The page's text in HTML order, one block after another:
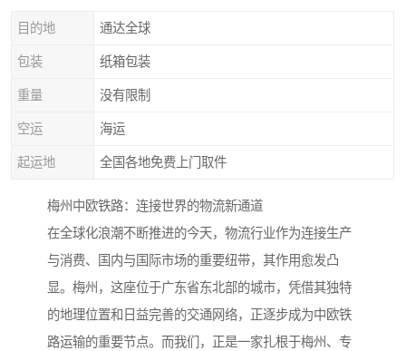
目的地 通达全球
包装 纸箱包装
重量 没有限制
空运 海运
起运地 全国各地免费上门取件
梅州中欧铁路：连接世界的物流新通道
在全球化浪潮不断推进的今天，物流行业作为连接生产
与消费、国内与国际市场的重要纽带，其作用愈发凸
显。梅州，这座位于广东省东北部的城市，凭借其独特
的地理位置和日益完善的交通网络，正逐步成为中欧铁
路运输的重要节点。而我们，正是一家扎根于梅州、专